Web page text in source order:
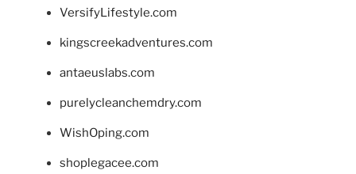
VersifyLifestyle.com
kingscreekadventures.com
antaeuslabs.com
purelycleanchemdry.com
WishOping.com
shoplegacee.com